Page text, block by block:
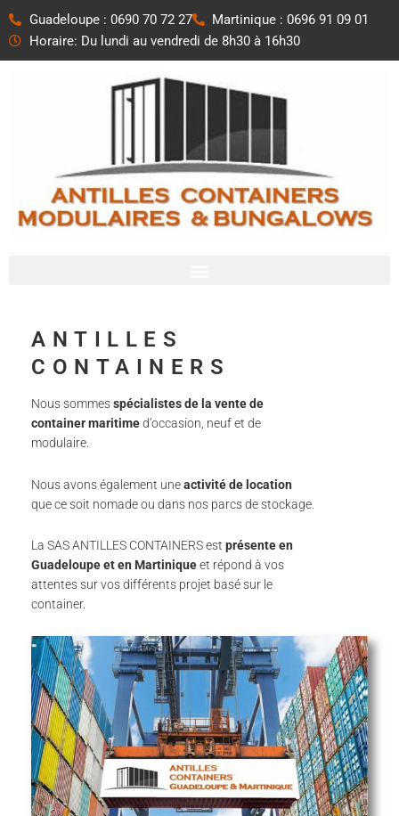
Aller
au
Guadeloupe : 0690 70 72 27
Martinique : 0696 91 09 01
Horaire: Du lundi au vendredi de 8h30 à 16h30
ANTILLES
CONTAINERS
Nous sommesspécialistes de la vente de
container maritimed’occasion, neuf et de
modulaire.
Nous avons également uneactivité de location
que ce soit nomade ou dans nos parcs de stockage.
La SAS ANTILLES CONTAINERS est présente en
Guadeloupe et en Martiniqueet répond à vos
attentes sur vos différents projet basé sur le
container.